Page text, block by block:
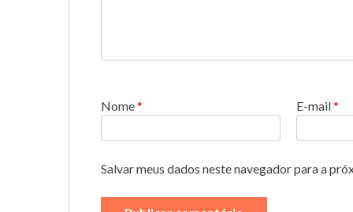
Nome* E-mail*
Salvar meus dados neste navegador para a